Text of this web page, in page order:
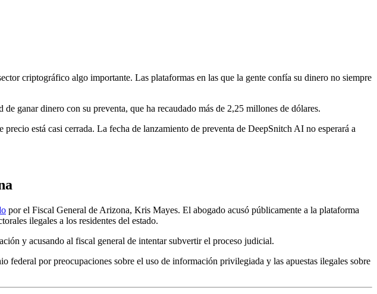
criptográfico algo importante. Las plataformas en las que la gente confía su dinero no siempre
ganar dinero con su preventa, que ha recaudado más de 2,25 millones de dólares.
está casi cerrada. La fecha de lanzamiento de preventa de DeepSnitch AI no esperará a
por el Fiscal General de Arizona, Kris Mayes. El abogado acusó públicamente a la plataforma
ilegales a los residentes del estado.
y acusando al fiscal general de intentar subvertir el proceso judicial.
federal por preocupaciones sobre el uso de información privilegiada y las apuestas ilegales sobre